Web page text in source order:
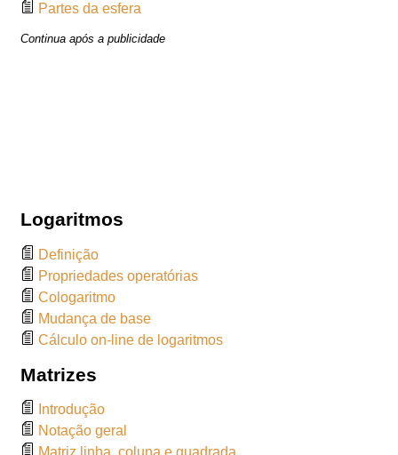
Partes da esfera
Continua após a publicidade
Logaritmos
Definição
Propriedades operatórias
Cologaritmo
Mudança de base
Cálculo on-line de logaritmos
Matrizes
Introdução
Notação geral
Matriz linha, coluna e quadrada